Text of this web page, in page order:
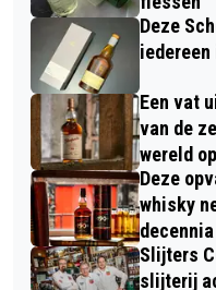
Deze
iedereen
Een vat
van de
wereld op
Deze
whisky
Slijters
slijterij